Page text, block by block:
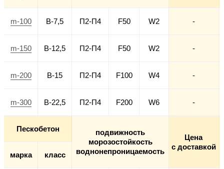
m-100 В-7,5 П2-П4 F50 W2 -
m-150 В-12,5 П2-П4 F50 W2 -
m-200 В-15 П2-П4 F100 W4 -
m-300 В-22,5 П2-П4 F200 W6 -
Пескобетон
подвижность
морозостойкость
воднонепроницаемость
Цена
с доставкой
марка
класс